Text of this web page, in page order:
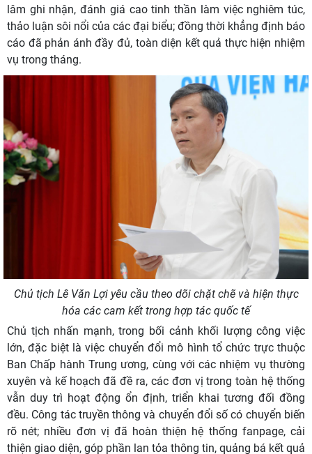
lâm ghi nhận, đánh giá cao tinh thần làm việc nghiêm túc,
thảo luận sôi nổi của các đại biểu; đồng thời khẳng định báo
cáo đã phản ánh đầy đủ, toàn diện kết quả thực hiện nhiệm
vụ trong tháng.
Chủ tịch Lê Văn Lợi yêu cầu theo dõichặt chẽ và hiện thực
hóa các cam kết trong hợp tác quốc tế
Chủ tịch nhấn mạnh, trong bối cảnh khối lượng công việc
lớn, đặc biệt là việc chuyển đổi mô hình tổ chức trực thuộc
Ban Chấp hành Trung ương, cùng với các nhiệm vụ thường
xuyên và kế hoạch đã đề ra, các đơn vị trong toàn hệ thống
vẫn duy trì hoạt động ổn định, triển khai tương đối đồng
đều. Công tác truyền thông và chuyển đổi số có chuyển biến
rõ nét; nhiều đơn vị đã hoàn thiện hệ thống fanpage, cải
thiện giao diện, góp phần lan tỏa thông tin, quảng bá kết quả